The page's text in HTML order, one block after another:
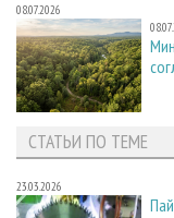
08.07.2026
СТАТЬИ ПО ТЕМЕ
23.03.2026